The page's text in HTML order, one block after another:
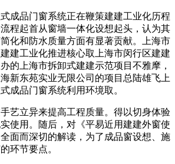
品门窗系统正在鞭策建建工业化历程
程起首从窗墙一体化设想起头，认为其
化和防水质量方面有显著贡献。上海市
建工业化推进核心取上海市闵行区建建
的上海市拆卸式建建示范项目不雅摩，
新东苑实业无限公司的项目总陆雄飞上
成品门窗系统利用环境取。
立异来提高工程质量。得以切身体验
使用。随后，对《平易近用建建外窗使
面而深切的解读，为了成品窗设想、施
环节要点。